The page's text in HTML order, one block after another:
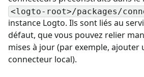
<logto-root>/packages/
instance Logto. Ils sont liés au
défaut, que vous pouvez relier
mises à jour (par exemple, ajouter
connecteur local).